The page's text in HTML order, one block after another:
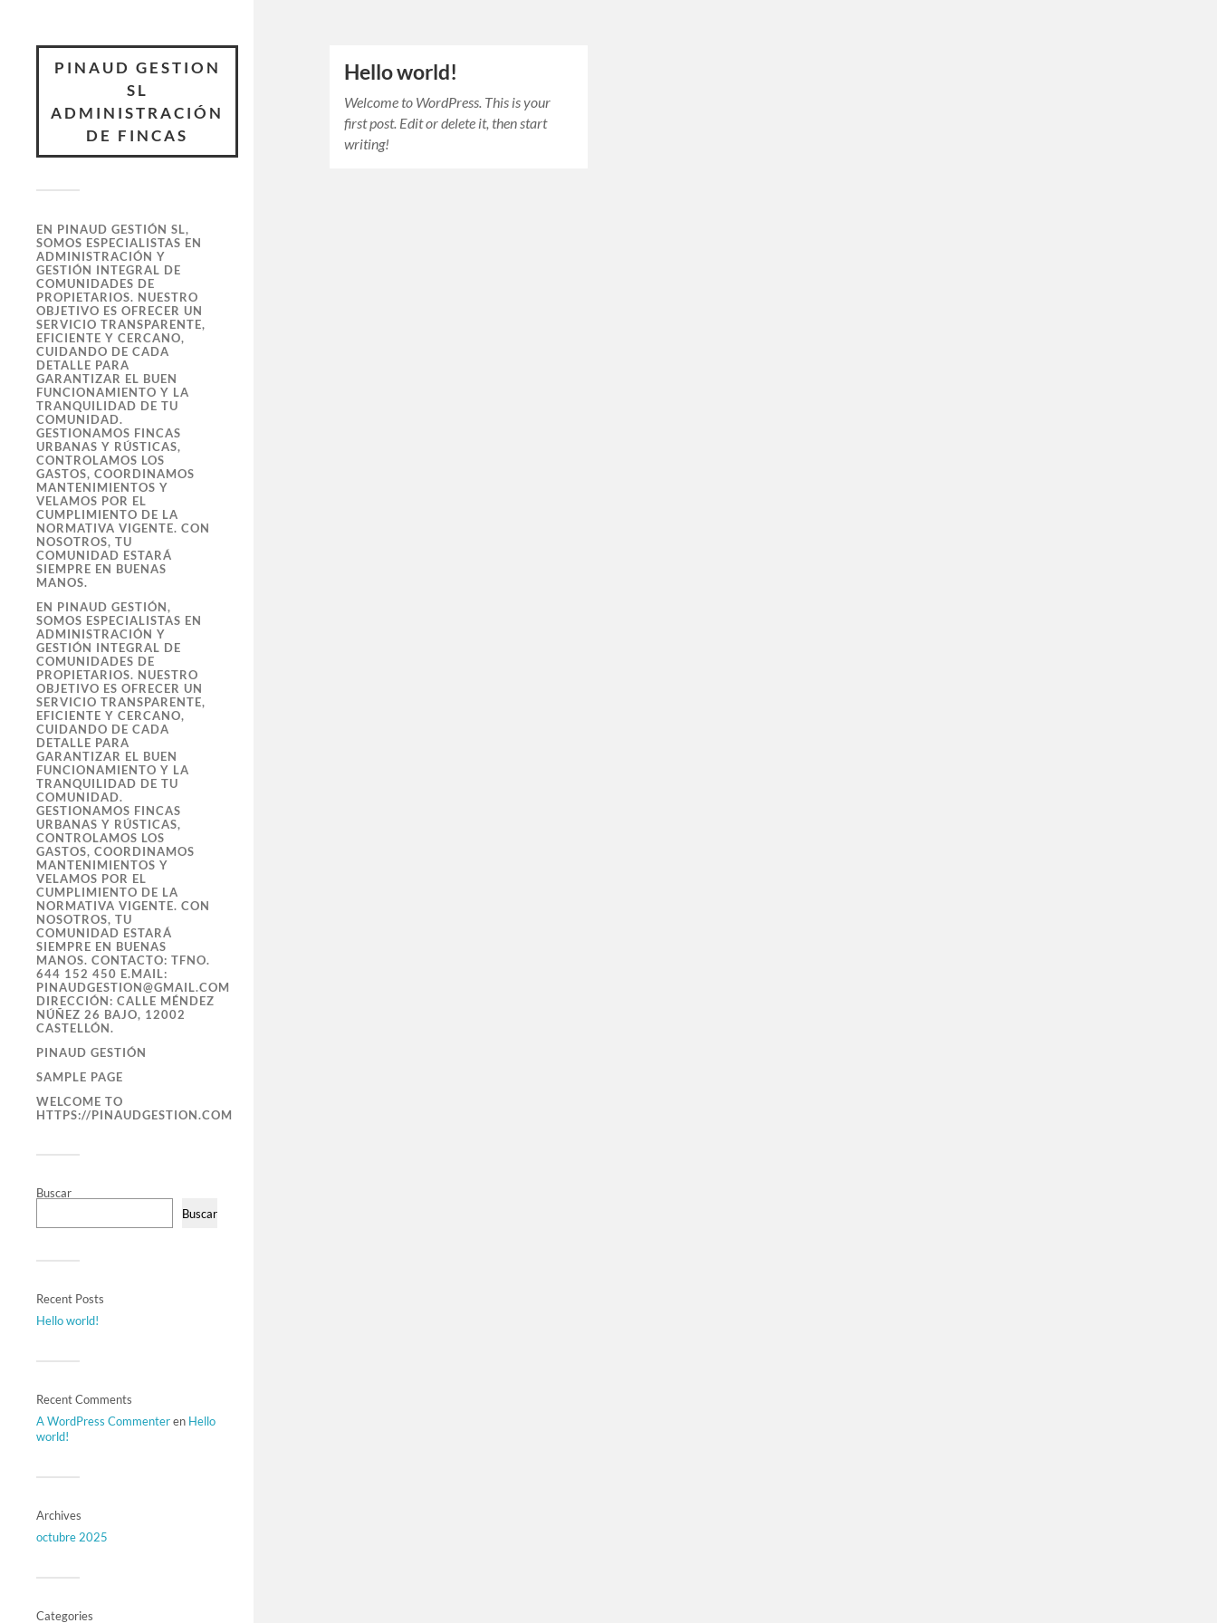
PINAUD GESTION
SL
ADMINISTRACIÓN
DE FINCAS
EN PINAUD GESTIÓN SL,
SOMOS ESPECIALISTAS EN
ADMINISTRACIÓN Y
GESTIÓN INTEGRAL DE
COMUNIDADES DE
PROPIETARIOS. NUESTRO
OBJETIVO ES OFRECER UN
SERVICIO TRANSPARENTE,
EFICIENTE Y CERCANO,
CUIDANDO DE CADA
DETALLE PARA
GARANTIZAR EL BUEN
FUNCIONAMIENTO Y LA
TRANQUILIDAD DE TU
COMUNIDAD.
GESTIONAMOS FINCAS
URBANAS Y RÚSTICAS,
CONTROLAMOS LOS
GASTOS, COORDINAMOS
MANTENIMIENTOS Y
VELAMOS POR EL
CUMPLIMIENTO DE LA
NORMATIVA VIGENTE. CON
NOSOTROS, TU
COMUNIDAD ESTARÁ
SIEMPRE EN BUENAS
MANOS.
EN PINAUD GESTIÓN,
SOMOS ESPECIALISTAS EN
ADMINISTRACIÓN Y
GESTIÓN INTEGRAL DE
COMUNIDADES DE
PROPIETARIOS. NUESTRO
OBJETIVO ES OFRECER UN
SERVICIO TRANSPARENTE,
EFICIENTE Y CERCANO,
CUIDANDO DE CADA
DETALLE PARA
GARANTIZAR EL BUEN
FUNCIONAMIENTO Y LA
TRANQUILIDAD DE TU
COMUNIDAD.
GESTIONAMOS FINCAS
URBANAS Y RÚSTICAS,
CONTROLAMOS LOS
GASTOS, COORDINAMOS
MANTENIMIENTOS Y
VELAMOS POR EL
CUMPLIMIENTO DE LA
NORMATIVA VIGENTE. CON
NOSOTROS, TU
COMUNIDAD ESTARÁ
SIEMPRE EN BUENAS
MANOS. CONTACTO: TFNO.
644 152 450 E.MAIL:
PINAUDGESTION@GMAIL.COM
DIRECCIÓN: CALLE MÉNDEZ
NÚÑEZ 26 BAJO, 12002
CASTELLÓN.
PINAUD GESTIÓN
SAMPLE PAGE
WELCOME TO
HTTPS://PINAUDGESTION.COM
Buscar
Buscar
Recent Posts
Hello world!
Recent Comments
A WordPress Commenteren Hello
world!
Archives
octubre 2025
Categories
Hello world!
Welcome to WordPress. This is your
first post. Edit or delete it, then start
writing!